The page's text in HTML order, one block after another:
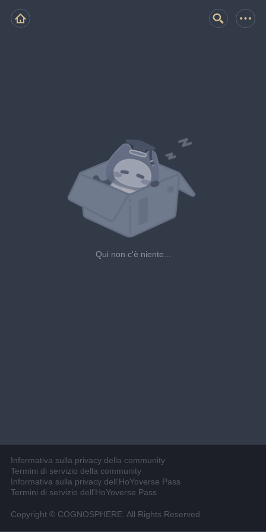
Qui non c'è niente...
Informativa sulla privacy della community
Termini di servizio della community
Informativa sulla privacy dell'HoYoverse Pass
Termini di servizio dell'HoYoverse Pass
Copyright © COGNOSPHERE. All Rights Reserved.